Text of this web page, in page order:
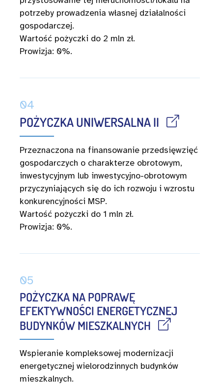
potrzeby prowadzenia własnej działalności
gospodarczej.
Wartość pożyczki do 2 mln zł.
Prowizja: 0%.
04
POŻYCZKA UNIWERSALNA II
Przeznaczona na finansowanie przedsięwzięć
gospodarczych o charakterze obrotowym,
inwestycyjnym lub inwestycyjno-obrotowym
przyczyniających się do ich rozwoju i wzrostu
konkurencyjności MSP.
Wartość pożyczki do 1 mln zł.
Prowizja: 0%.
05
POŻYCZKA NA POPRAWĘ
EFEKTYWNOŚCI ENERGETYCZNEJ
BUDYNKÓW MIESZKALNYCH
Wspieranie kompleksowej modernizacji
energetycznej wielorodzinnych budynków
mieszkalnych.